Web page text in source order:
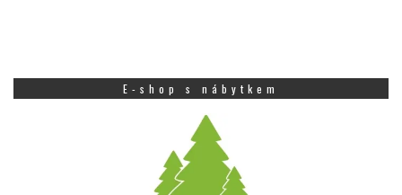
E-shop s nábytkem